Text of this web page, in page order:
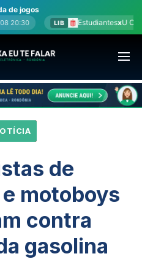
de jogos
Estudiantesx U Católica 11/08 20:30
de
motoboys
contra
gasolina